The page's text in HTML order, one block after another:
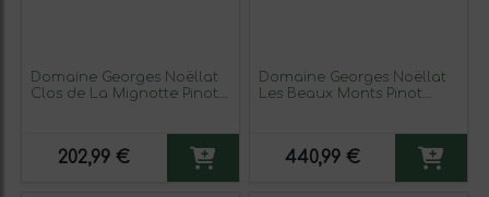
Domaine Georges Noëllat
Clos de La Mignotte Pinot
202,99 €
Domaine Georges Noëllat
Les Beaux Monts Pinot
440,99 €